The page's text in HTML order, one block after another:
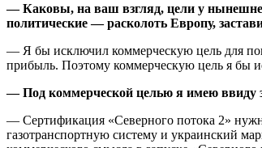
— Каковы, на ваш взгляд, цели у
политические — расколоть Европу,
— Я бы исключил коммерческую цель для
прибыль. Поэтому коммерческую цель я бы
— Под коммерческой целью я имею ввиду
— Сертификация «Северного потока 2»
газотранспортную систему и украинский